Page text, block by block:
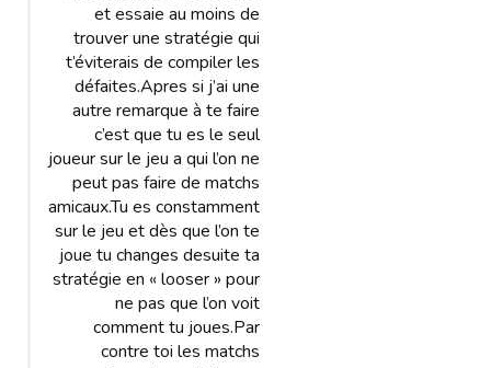
et essaie au moins de
trouver une stratégie qui
t’éviterais de compiler les
défaites.Apres si j’ai une
autre remarque à te faire
c’est que tu es le seul
joueur sur le jeu a qui l’on ne
peut pas faire de matchs
amicaux.Tu es constamment
sur le jeu et dès que l’on te
joue tu changes desuite ta
stratégie en « looser » pour
ne pas que l’on voit
comment tu joues.Par
contre toi les matchs